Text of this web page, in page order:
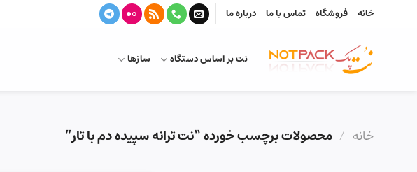
خانه فروشگاه تماس با ما درباره ما
نت بر اساس دستگاه سازها
خانه / محصولات برچسب خورده “نت ترانه سپیده دم با تار”